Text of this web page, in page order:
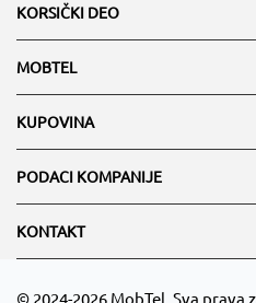
KORSIČKI DEO
MOBTEL
KUPOVINA
PODACI KOMPANIJE
KONTAKT
© 2024-2026 MobTel. Sva